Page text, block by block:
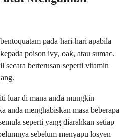
pada hari-hari apabila
poison ivy, oak, atau sumac.
secara berterusan seperti vitamin
luar di mana anda mungkin
anda menghabiskan masa beberapa
seperti yang diarahkan setiap
sebelum menyapu losyen